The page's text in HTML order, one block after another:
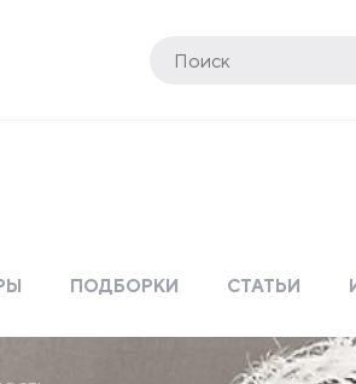
ПОДБОРКИ СТАТЬИ